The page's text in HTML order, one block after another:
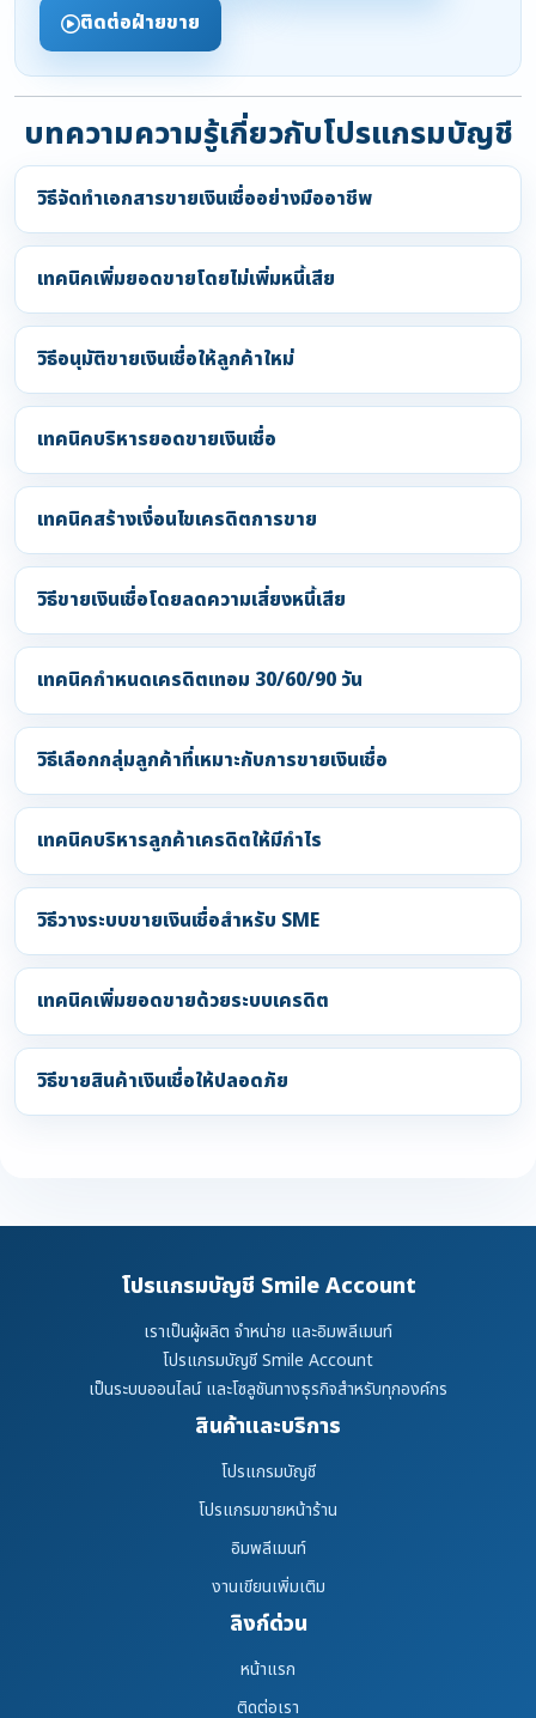
ติดต่อฝ่ายขาย
บทความความรู้เกี่ยวกับโปรแกรมบัญชี
วิธีจัดทำเอกสารขายเงินเชื่ออย่างมืออาชีพ
เทคนิคเพิ่มยอดขายโดยไม่เพิ่มหนี้เสีย
วิธีอนุมัติขายเงินเชื่อให้ลูกค้าใหม่
เทคนิคบริหารยอดขายเงินเชื่อ
เทคนิคสร้างเงื่อนไขเครดิตการขาย
วิธีขายเงินเชื่อโดยลดความเสี่ยงหนี้เสีย
เทคนิคกำหนดเครดิตเทอม 30/60/90 วัน
วิธีเลือกกลุ่มลูกค้าที่เหมาะกับการขายเงินเชื่อ
เทคนิคบริหารลูกค้าเครดิตให้มีกำไร
วิธีวางระบบขายเงินเชื่อสำหรับ SME
เทคนิคเพิ่มยอดขายด้วยระบบเครดิต
วิธีขายสินค้าเงินเชื่อให้ปลอดภัย
โปรแกรมบัญชี Smile Account
เราเป็นผู้ผลิต จำหน่าย และอิมพลีเมนท์
โปรแกรมบัญชี Smile Account
เป็นระบบออนไลน์ และโซลูชันทางธุรกิจสำหรับทุกองค์กร
สินค้าและบริการ
โปรแกรมบัญชี
โปรแกรมขายหน้าร้าน
อิมพลีเมนท์
งานเขียนเพิ่มเติม
ลิงก์ด่วน
หน้าแรก
ติดต่อเรา